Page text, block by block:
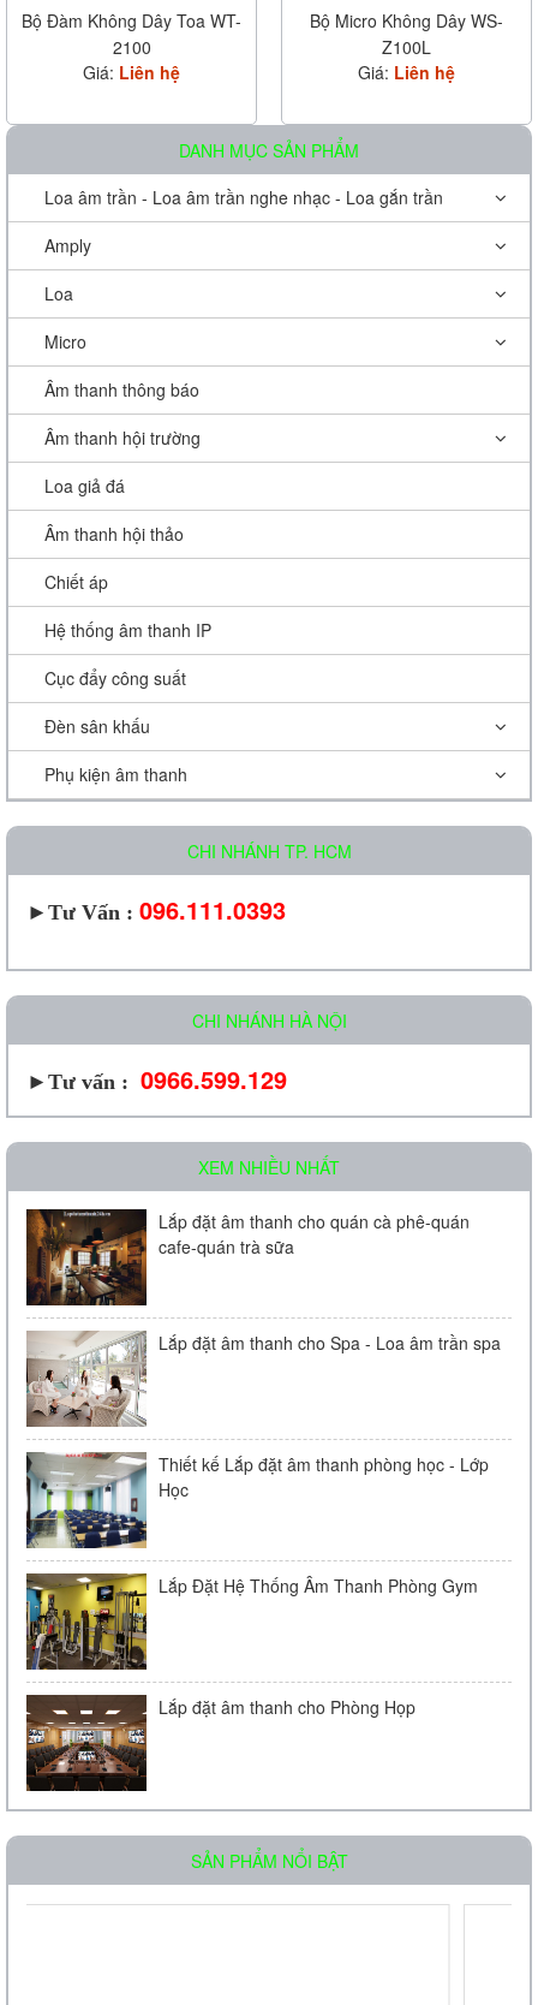
Bộ Đàm Không Dây Toa WT-
2100
Giá: Liên hệ
Bộ Micro Không Dây WS-
Z100L
Giá: Liên hệ
DANH MỤC SẢN PHẨM
Loa âm trần - Loa âm trần nghe nhạc - Loa gắn trần
Amply
Loa
Micro
Âm thanh thông báo
Âm thanh hội trường
Loa giả đá
Âm thanh hội thảo
Chiết áp
Hệ thống âm thanh IP
Cục đẩy công suất
Đèn sân khấu
Phụ kiện âm thanh
CHI NHÁNH TP. HCM
► Tư Vấn : 096.111.0393
CHI NHÁNH HÀ NỘI
►Tư vấn : 0966.599.129
XEM NHIỀU NHẤT
Lắp đặt âm thanh cho quán cà phê-quán
cafe-quán trà sữa
Lắp đặt âm thanh cho Spa - Loa âm trần spa
Thiết kế Lắp đặt âm thanh phòng học - Lớp
Học
Lắp Đặt Hệ Thống Âm Thanh Phòng Gym
Lắp đặt âm thanh cho Phòng Họp
SẢN PHẨM NỔI BẬT